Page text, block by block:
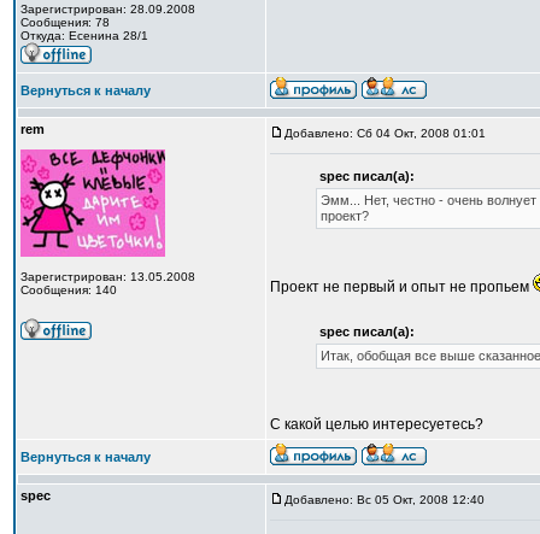
Зарегистрирован: 28.09.2008
Сообщения: 78
Откуда: Есенина 28/1
Вернуться к началу
rem
Зарегистрирован: 13.05.2008
Сообщения: 140
Добавлено: Сб 04 Окт, 2008 01:01
spec писал(а):
Эмм... Нет, честно - очень
проект?
Проект не первый и опыт не пропьем
spec писал(а):
Итак, обобщая все выше
C какой целью интересуетесь?
Вернуться к началу
spec Добавлено: Вс 05 Окт, 2008 12:40